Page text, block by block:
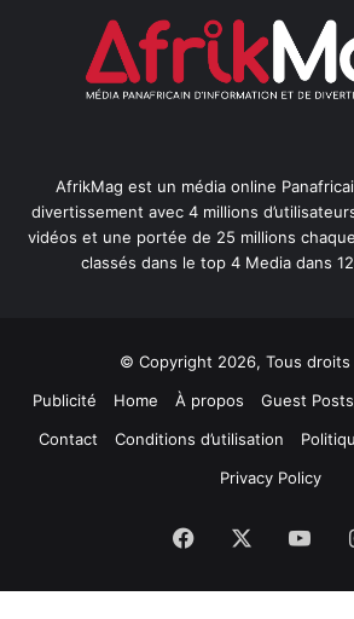
AfrikMag est un média online
divertissement avec 4 millions
vidéos et une portée de 25 millions
classés dans le top 4 Media dans
© Copyright 2026, Tous droits
Publicité
Home À propos
Guest
Contact
Conditions d’utilisation
Privacy Policy
Facebook